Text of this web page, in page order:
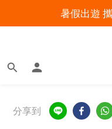
明陽來
暑假出遊
明陽
分享到